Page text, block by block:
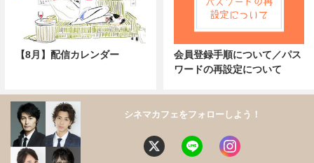
【8月】配信カレンダー
会員登録手順について／パス
ワードの再設定について
シネマカフェをフォローしよう！